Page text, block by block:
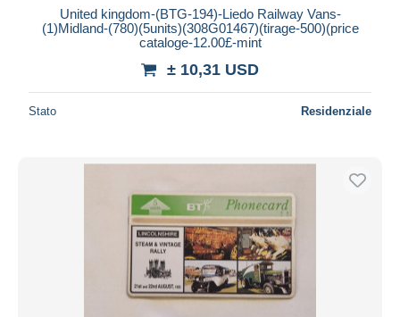
United kingdom-(BTG-194)-Liedo Railway Vans-
(1)Midland-(780)(5units)(308G01467)(tirage-500)(price
cataloge-12.00£-mint
± 10,31 USD
Stato Residenziale